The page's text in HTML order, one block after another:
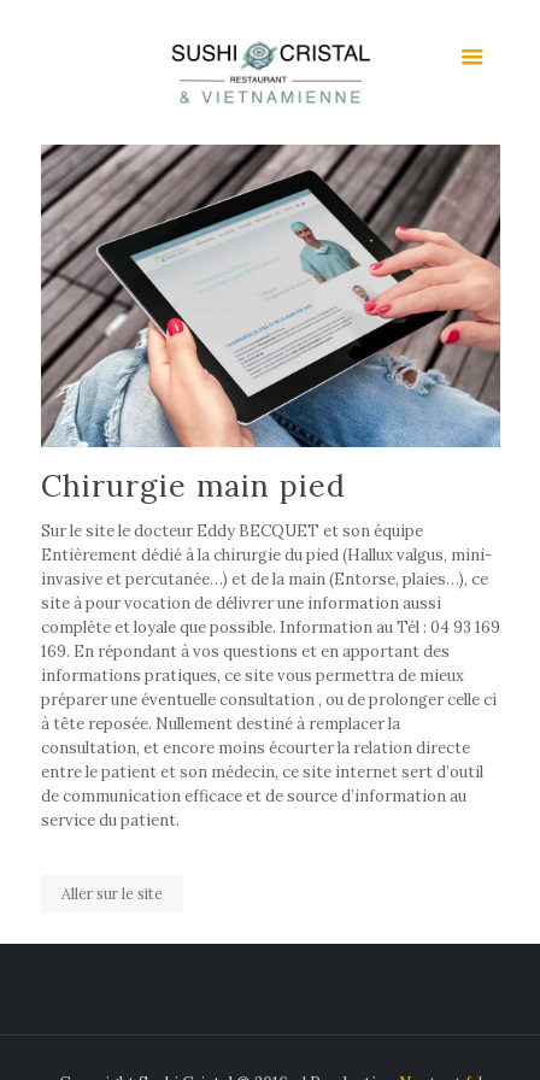
Chirurgie main pied
Sur le site le docteur Eddy BECQUET et son équipe
Entièrement dédié à la chirurgie du pied (Hallux valgus, mini-
invasive et percutanée…) et de la main (Entorse, plaies…), ce
site à pour vocation de délivrer une information aussi
complète et loyale que possible. Information au Tél : 04 93 169
169. En répondant à vos questions et en apportant des
informations pratiques, ce site vous permettra de mieux
préparer une éventuelle consultation , ou de prolonger celle ci
à tête reposée. Nullement destiné à remplacer la
consultation, et encore moins écourter la relation directe
entre le patient et son médecin, ce site internet sert d’outil
de communication efficace et de source d’information au
service du patient.
Aller sur le site